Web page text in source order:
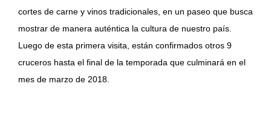
cortes de carne y vinos tradicionales, en un paseo que busca
mostrar de manera auténtica la cultura de nuestro país.
Luego de esta primera visita, están confirmados otros 9
cruceros hasta el final de la temporada que culminará en el
mes de marzo de 2018.